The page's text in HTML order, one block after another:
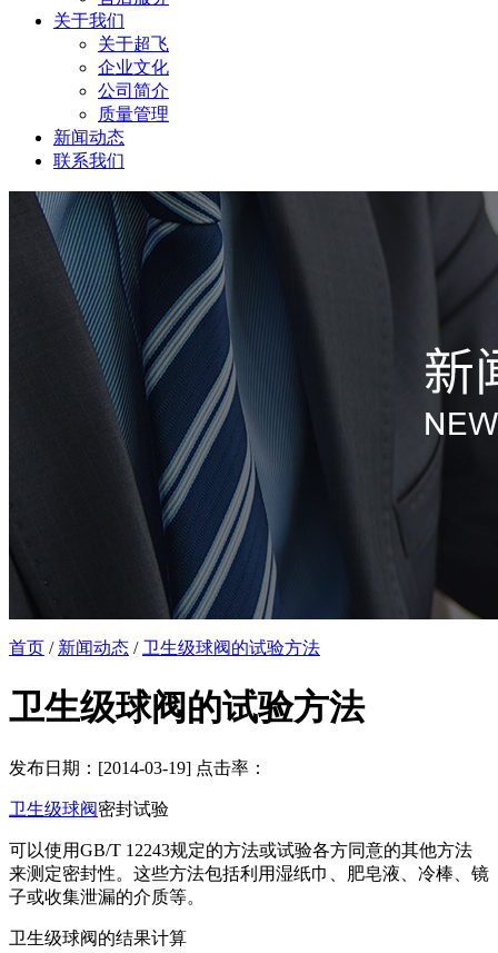
关于我们
关于超飞
企业文化
公司简介
质量管理
新闻动态
联系我们
首页 / 新闻动态 / 卫生级球阀的试验方法
卫生级球阀的试验方法
发布日期：[2014-03-19] 点击率：
卫生级球阀密封试验
可以使用GB/T 12243规定的方法或试验各方同意的其他方法
来测定密封性。这些方法包括利用湿纸巾、肥皂液、冷棒、镜
子或收集泄漏的介质等。
卫生级球阀的结果计算